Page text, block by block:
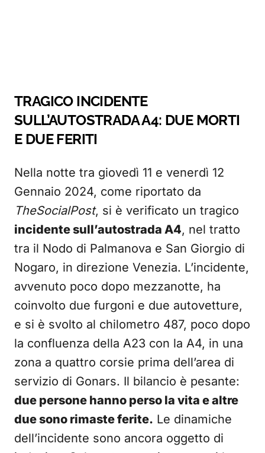
TRAGICO INCIDENTE
SULL’AUTOSTRADA A4: DUE MORTI
E DUE FERITI
Nella notte tra giovedì 11 e venerdì 12
Gennaio 2024, come riportato da
TheSocialPost, si è verificato un tragico
incidente sull’autostrada A4, nel tratto
tra il Nodo di Palmanova e San Giorgio di
Nogaro, in direzione Venezia. L’incidente,
avvenuto poco dopo mezzanotte, ha
coinvolto due furgoni e due autovetture,
e si è svolto al chilometro 487, poco dopo
la confluenza della A23 con la A4, in una
zona a quattro corsie prima dell’area di
servizio di Gonars. Il bilancio è pesante:
due persone hanno perso la vita e altre
due sono rimaste ferite. Le dinamiche
dell’incidente sono ancora oggetto di